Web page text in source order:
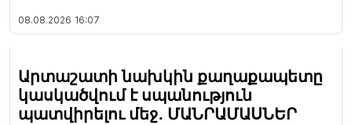
08.08.2026 16:07
Արտաշատի նախկին քաղաքապետը
կասկածվում է սպանություն
պատվիրելու մեջ․ ՄԱՆՐԱՄԱՍՆԵՐ